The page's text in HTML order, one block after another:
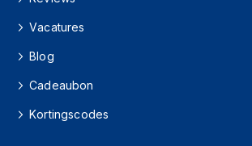
H
e
n
s
c
Vacatures
Blog
Cadeaubon
Kortingscodes